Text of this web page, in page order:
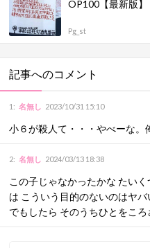
OP100【最新版】
Pg_st
記事へのコメント
1 : 名無し 2023/10/31 15:10
小６が殺人て・・・やべーな。
2: 名無し 2024/03/13 18:38
この子じゃなかったかな たい
は こういう目的のないのはヤ
でもしたら そのうちひとをこ